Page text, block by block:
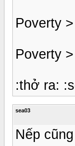
Poverty
Poverty
:thở ra:
sea03
Nếp